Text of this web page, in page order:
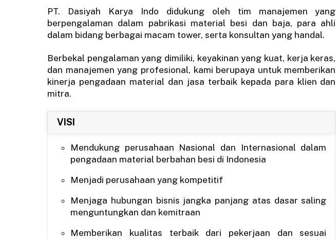
PT. Dasiyah Karya Indo didukung oleh tim manajemen yang
berpengalaman dalam pabrikasi material besi dan baja, para ahli
dalam bidang berbagai macam tower, serta konsultan yang handal.
Berbekal pengalaman yang dimiliki, keyakinan yang kuat, kerja keras,
dan manajemen yang profesional, kami berupaya untuk memberikan
kinerja pengadaan material dan jasa terbaik kepada para klien dan
mitra.
VISI
Mendukung perusahaan Nasional dan Internasional dalam
pengadaan material berbahan besi di Indonesia
Menjadi perusahaan yang kompetitif
Menjaga hubungan bisnis jangka panjang atas dasar saling
menguntungkan dan kemitraan
Memberikan kualitas terbaik dari pekerjaan dan sesuai